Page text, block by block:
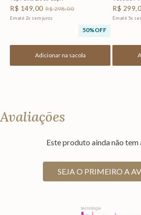
R$ 149,00 R$298,00
Em até 2x sem juros
50%OFF
Adicionar na sacola
R$ 299,
Em até 5x
Avaliações
Este produto ainda não tem
SEJA O PRIMEIRO A